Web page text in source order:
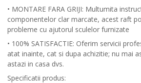
• MONTARE FARA GRIJI: Multumita
componentelor clar marcate, acest raft
probleme cu ajutorul sculelor furnizate
• 100% SATISFACTIE: Oferim servicii
atat inainte, cat si dupa achizitie; nu mai
astazi in casa dvs.
Specificatii produs: